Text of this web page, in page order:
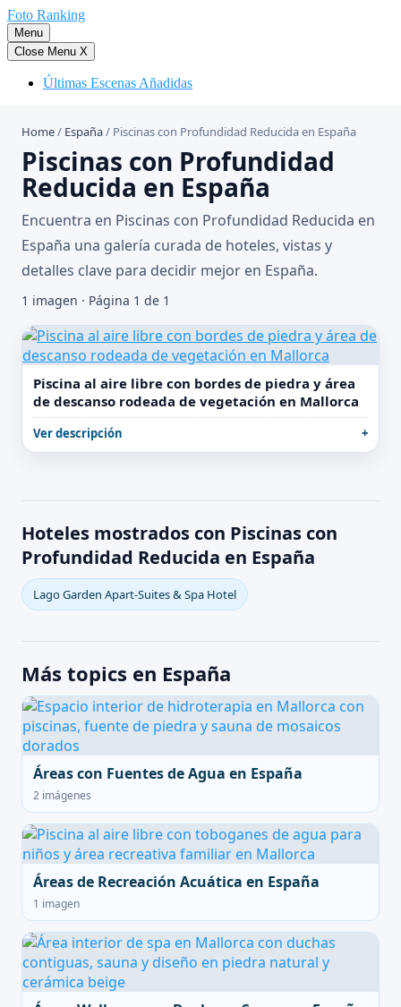
Saltar
al
contenido
Foto Ranking
Menu
Close Menu X
Últimas Escenas Añadidas
Home/ España/ Piscinas con Profundidad Reducida en España
Piscinas con Profundidad
Reducida en España
Encuentra en Piscinas con Profundidad Reducida en
España una galería curada de hoteles, vistas y
detalles clave para decidir mejor en España.
1 imagen · Página 1 de 1
Piscina al aire libre con bordes de piedra y área
de descanso rodeada de vegetación en Mallorca
Ver descripción
Hoteles mostrados con Piscinas con
Profundidad Reducida en España
Lago Garden Apart-Suites & Spa Hotel
Más topics en España
Áreas con Fuentes de Agua en España
2 imágenes
Áreas de Recreación Acuática en España
1 imagen